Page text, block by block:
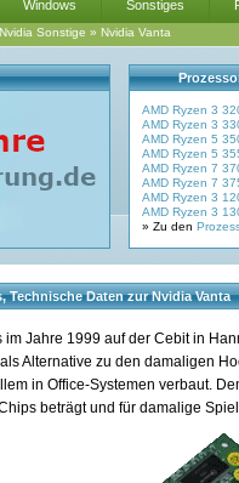
Windows Sonstiges
Nvidia Sonstige » Nvidia Vanta
AMD Ryzen 3
AMD Ryzen 3
AMD Ryzen 5
AMD Ryzen 5
AMD Ryzen 7
AMD Ryzen 7
AMD Ryzen 3
AMD Ryzen 3
» Zu den
Technische Daten zur Nvidia Vanta
Jahre 1999 auf der Cebit in
Alternative zu den damaligen
in Office-Systemen verbaut.
beträgt und für damalige